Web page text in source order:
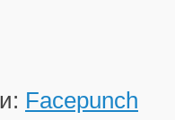
Facepunch